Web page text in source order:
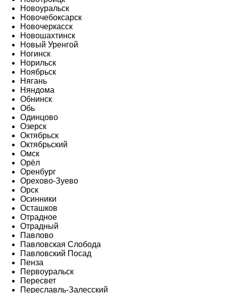
Новоуральск
Новочебоксарск
Новочеркасск
Новошахтинск
Новый Уренгой
Ногинск
Норильск
Ноябрьск
Нягань
Няндома
Обнинск
Обь
Одинцово
Озерск
Октябрьск
Октябрьский
Омск
Орёл
Оренбург
Орехово-Зуево
Орск
Осинники
Осташков
Отрадное
Отрадный
Павлово
Павловская Слобода
Павловский Посад
Пенза
Первоуральск
Пересвет
Переславль-Залесский